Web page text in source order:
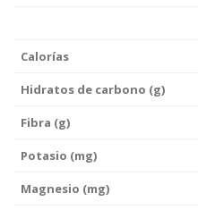
Calorías
Hidratos de carbono (g)
Fibra (g)
Potasio (mg)
Magnesio (mg)